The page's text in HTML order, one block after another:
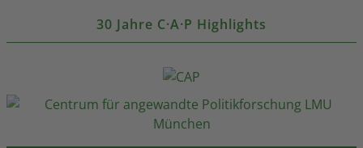
30 Jahre C·A·P Highlights